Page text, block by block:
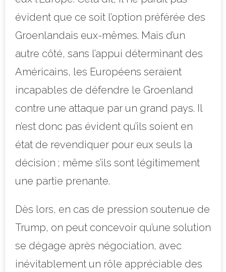
évident que ce soit l’option préférée des
Groenlandais eux-mêmes. Mais d’un
autre côté, sans l’appui déterminant des
Américains, les Européens seraient
incapables de défendre le Groenland
contre une attaque par un grand pays. Il
n’est donc pas évident qu’ils soient en
état de revendiquer pour eux seuls la
décision ; même s’ils sont légitimement
une partie prenante.
Dès lors, en cas de pression soutenue de
Trump, on peut concevoir qu’une solution
se dégage après négociation, avec
inévitablement un rôle appréciable des